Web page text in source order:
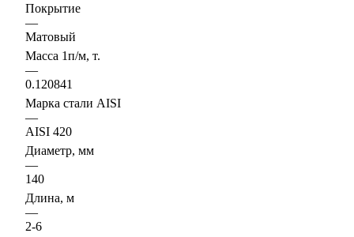
Покрытие
—
Матовый
Масса 1п/м, т.
—
0.120841
Марка стали AISI
—
AISI 420
Диаметр, мм
—
140
Длина, м
—
2-6